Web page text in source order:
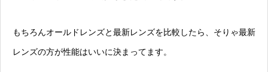
もちろんオールドレンズと最新レンズを比較したら、そりゃ最新
レンズの方が性能はいいに決まってます。